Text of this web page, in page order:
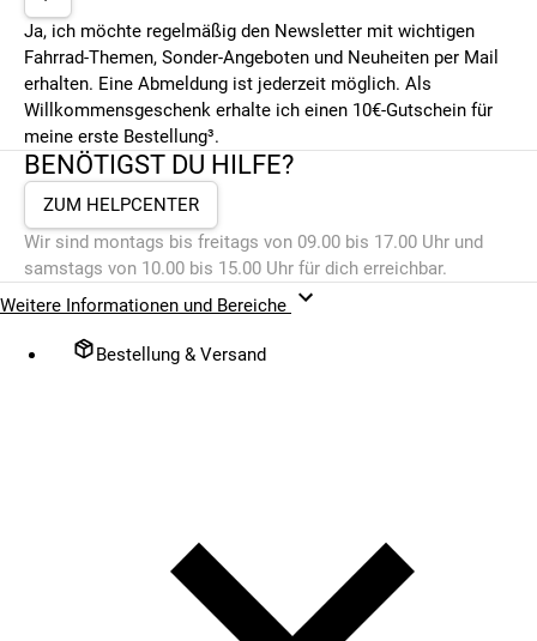
Ja, ich möchte regelmäßig den Newsletter mit wichtigen
Fahrrad-Themen, Sonder-Angeboten und Neuheiten per Mail
erhalten. Eine Abmeldung ist jederzeit möglich. Als
Willkommensgeschenk erhalte ich einen 10€-Gutschein für
meine erste Bestellung³.
BENÖTIGST DU HILFE?
ZUM HELPCENTER
Wir sind montags bis freitags von 09.00 bis 17.00 Uhr und
samstags von 10.00 bis 15.00 Uhr für dich erreichbar.
Weitere Informationen und Bereiche
Bestellung & Versand